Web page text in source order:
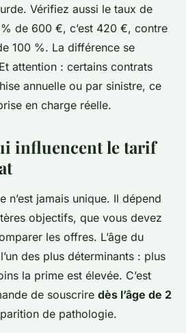
Vérifiez aussi le taux de
de 600 €, c’est 420 €, contre
100 %. La différence se
attention : certains contrats
annuelle ou par sinistre, ce
en charge réelle.
influencent le tarif
n’est jamais unique. Il dépend
objectifs, que vous devez
les offres. L’âge du
des plus déterminants : plus
la prime est élevée. C’est
de souscrire dès l’âge de 2
de pathologie.